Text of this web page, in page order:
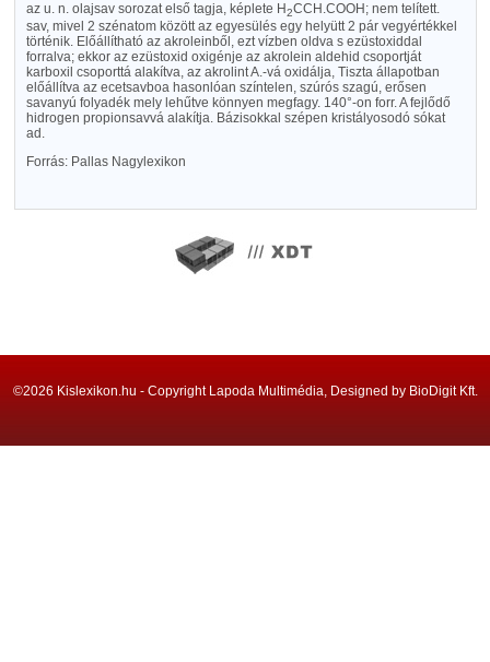
az u. n. olajsav sorozat első tagja, képlete H2CCH.COOH; nem telített.
sav, mivel 2 szénatom között az egyesülés egy helyütt 2 pár vegyértékkel
történik. Előállítható az akroleinből, ezt vízben oldva s ezüstoxiddal
forralva; ekkor az ezüstoxid oxigénje az akrolein aldehid csoportját
karboxil csoporttá alakítva, az akrolint A.-vá oxidálja, Tiszta állapotban
előállítva az ecetsavboa hasonlóan színtelen, szúrós szagú, erősen
savanyú folyadék mely lehűtve könnyen megfagy. 140°-on forr. A fejlődő
hidrogen propionsavvá alakítja. Bázisokkal szépen kristályosodó sókat
ad.
Forrás: Pallas Nagylexikon
©2026 Kislexikon.hu - Copyright Lapoda Multimédia, Designed by BioDigit Kft.